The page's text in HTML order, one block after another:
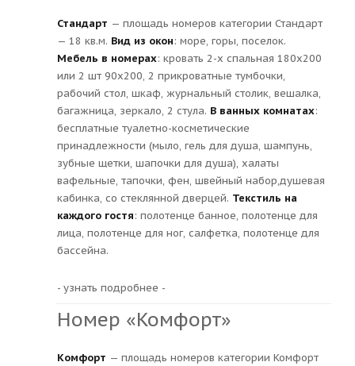
Стандарт — площадь номеров категории Стандарт
— 18 кв.м. Вид из окон: море, горы, поселок.
Мебель в номерах: кровать 2-х спальная 180х200
или 2 шт 90х200, 2 прикроватные тумбочки,
рабочий стол, шкаф, журнальный столик, вешалка,
багажница, зеркало, 2 стула. В ванных комнатах:
бесплатные туалетно-косметические
принадлежности (мыло, гель для душа, шампунь,
зубные щетки, шапочки для душа), халаты
вафельные, тапочки, фен, швейный набор,душевая
кабинка, со стеклянной дверцей. Текстиль на
каждого гостя: полотенце банное, полотенце для
лица, полотенце для ног, салфетка, полотенце для
бассейна.
- узнать подробнее -
Номер «Комфорт»
Комфорт — площадь номеров категории Комфорт